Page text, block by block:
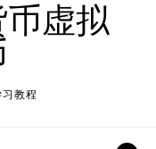
虚拟
教程